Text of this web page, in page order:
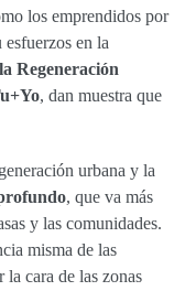
los emprendidos por
en la
Regeneración
, dan muestra que
urbana y la
, que va más
y las comunidades.
misma de las
cara de las zonas